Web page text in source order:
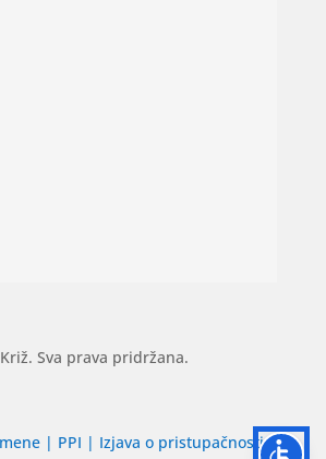
Sva prava pridržana.
| PPI | Izjava o pristupačnosti|